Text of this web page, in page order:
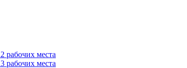
рабочих места
рабочих места